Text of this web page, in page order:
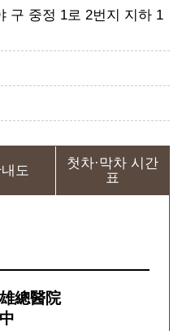
구 중정 1로 2번지 지하 1
도
첫차·막차 시간
표
總醫院